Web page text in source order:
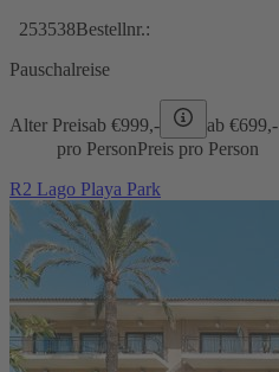
253538Bestellnr.:
Pauschalreise
Alter Preisab €999,- ab €699,-
pro PersonPreis pro Person
R2 Lago Playa Park